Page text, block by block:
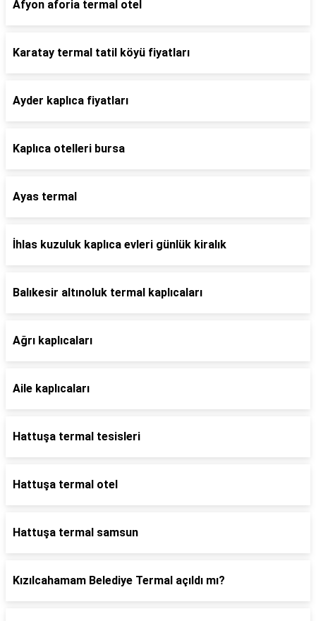
Afyon aforia termal otel
Karatay termal tatil köyü fiyatları
Ayder kaplıca fiyatları
Kaplıca otelleri bursa
Ayas termal
İhlas kuzuluk kaplıca evleri günlük kiralık
Balıkesir altınoluk termal kaplıcaları
Ağrı kaplıcaları
Aile kaplıcaları
Hattuşa termal tesisleri
Hattuşa termal otel
Hattuşa termal samsun
Kızılcahamam Belediye Termal açıldı mı?